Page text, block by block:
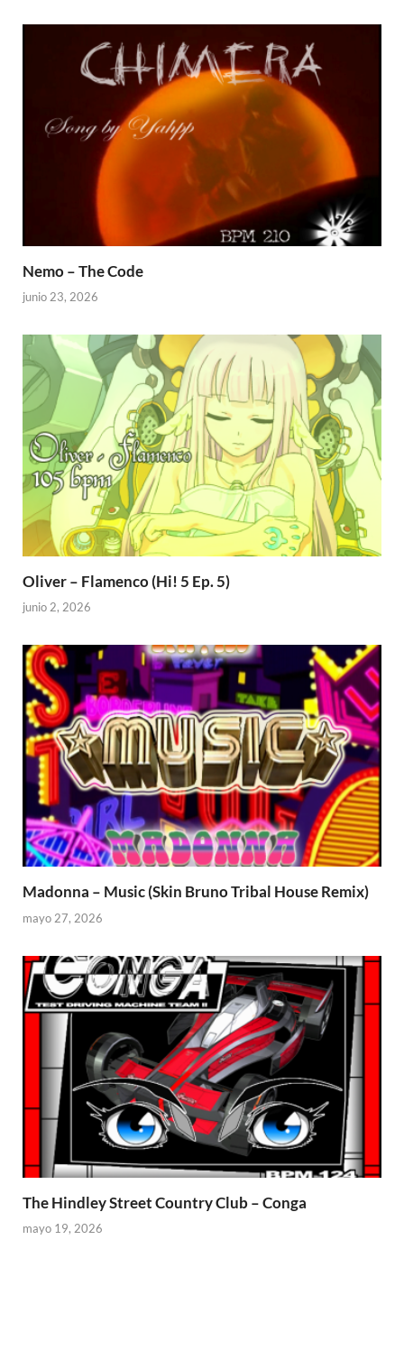
Nemo – The Code
junio 23, 2026
Oliver – Flamenco (Hi! 5 Ep. 5)
junio 2, 2026
Madonna – Music (Skin Bruno Tribal House Remix)
mayo 27, 2026
The Hindley Street Country Club – Conga
mayo 19, 2026